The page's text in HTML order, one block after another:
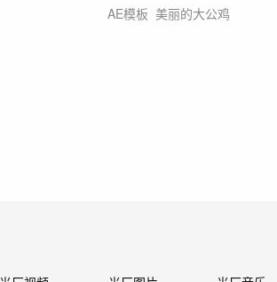
AE模板 美丽的大公鸡